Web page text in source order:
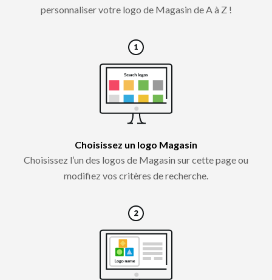
personnaliser votre logo de Magasin de A à Z !
Choisissez un logo Magasin
Choisissez l’un des logos de Magasin sur cette page ou
modifiez vos critères de recherche.